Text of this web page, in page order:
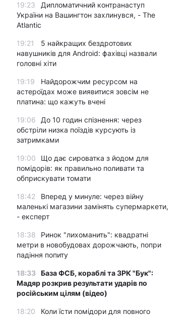
19:23
Дипломатичний контранаступ
України на Вашингтон захлинувся, - The
Atlantic
19:21
5 найкращих бездротових
навушників для Android: фахівці назвали
головні хіти
19:19
Найдорожчим ресурсом на
астероїдах може виявитися зовсім не
платина: що кажуть вчені
19:06
До 10 годин спізнення: через
обстріли низка поїздів курсують із
затримками
19:00
Що дає сироватка з йодом для
помідорів: як правильно поливати та
обприскувати томати
18:42
Вперед у минуле: через війну
маленькі магазини замінять супермаркети,
- експерт
18:38
Ринок "лихоманить": квадратні
метри в новобудовах дорожчають, попри
падіння попиту
18:33 База ФСБ, кораблі та ЗРК "Бук":
Мадяр розкрив результати ударів по
російським цілям (відео)
18:20
Коли їсти помідори для повного